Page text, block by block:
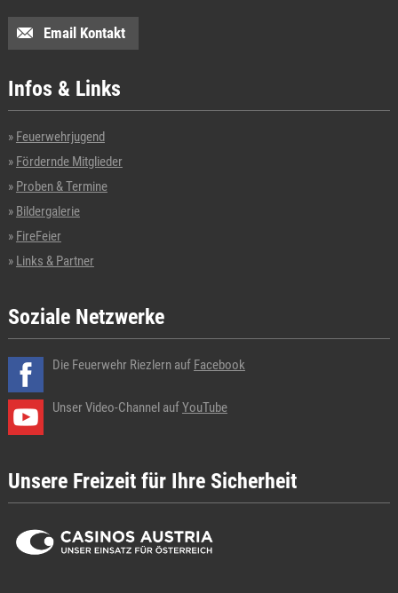
Email Kontakt
Infos & Links
Feuerwehrjugend
Fördernde Mitglieder
Proben & Termine
Bildergalerie
FireFeier
Links & Partner
Soziale Netzwerke
Die Feuerwehr Riezlern auf Facebook
Unser Video-Channel aufYouTube
Unsere Freizeit für Ihre Sicherheit